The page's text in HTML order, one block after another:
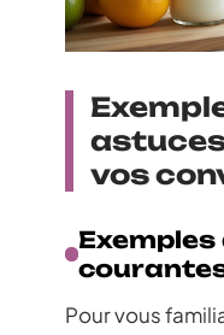
vos
Pour vous